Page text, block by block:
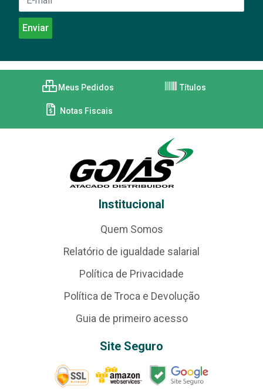
Meus Pedidos Títulos
Notas Fiscais
Institucional
Quem Somos
Relatório de igualdade salarial
Política de Privacidade
Política de Troca e Devolução
Guia de primeiro acesso
Site Seguro